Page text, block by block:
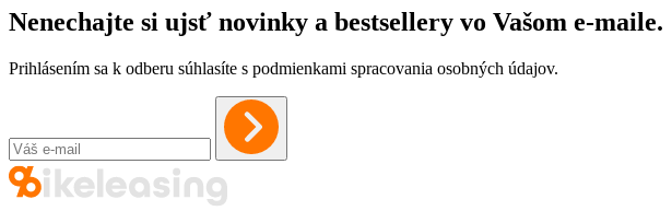
Nenechajte si ujsť novinky a bestsellery vo Vašom e-maile.
Prihlásením sa k odberu súhlasíte s podmienkami spracovania osobných údajov.